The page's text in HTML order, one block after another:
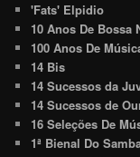
'Fats' Elpidio
10 Anos De Bossa
100 Anos De
14 Bis
14 Sucessos da
14 Sucessos de
16 Seleções De
1ª Bienal Do